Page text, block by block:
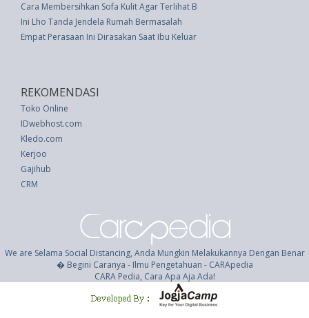
Cara Membersihkan Sofa Kulit Agar Terlihat Baru
Ini Lho Tanda Jendela Rumah Bermasalah
Empat Perasaan Ini Dirasakan Saat Ibu Keluar Rumah
REKOMENDASI
Toko Online
IDwebhost.com
Kledo.com
Kerjoo
Gajihub
CRM
We are Selama Social Distancing, Anda Mungkin Melakukannya Dengan Benar
� Begini Caranya - Ilmu Pengetahuan - CARApedia
CARA Pedia, Cara Apa Aja Ada!